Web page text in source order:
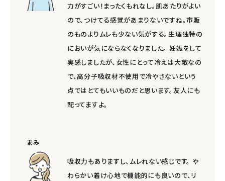
力がすごい！まったくもれなし。肌あたりがよい
ので、つけてる感覚があまりないですね。市販
のものよりムレも少ない気がする。生理独特の
においが気にならなくなりました。 妊娠をして
実感しましたが、女性にとって冷えは大敵なの
で、高分子吸収材不使用で冷やさないという
点ではとてもいいものだと思います。友人にも
配ってますよ。
まみ
吸収力もありますし、ムレれない感じです。 や
わらかい着け心地で機能的にも良いので、リ